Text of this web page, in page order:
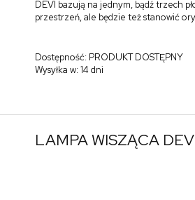
DEVI bazują na jednym, bądź trzech
przestrzeń, ale będzie też stanowić
Dostępność: PRODUKT DOSTĘPNY
Wysyłka w:14 dni
LAMPA WISZĄCA